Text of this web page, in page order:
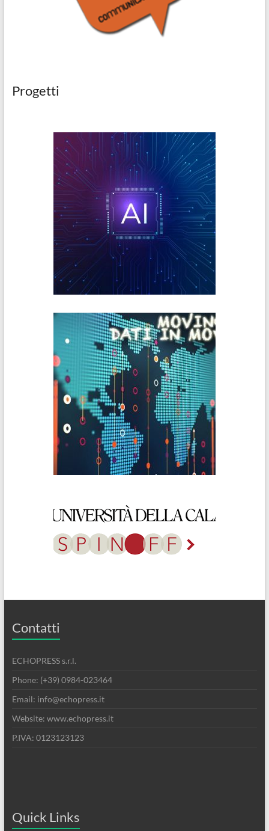
Progetti
Contatti
ECHOPRESS s.r.l.
Phone: (+39) 0984-023464
Email: info@echopress.it
Website: www.echopress.it
P.IVA: 0123123123
Quick Links